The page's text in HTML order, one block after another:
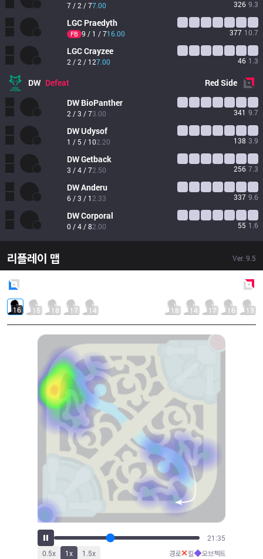
7 / 2 / 77.00 326 9.3
LGC Praedyth
FB 9 / 1 / 716.00 377 10.7
LGCCrayzee
2 / 2 / 127.00 46 1.3
DW Defeat RedSide
DW BioPanther
2 / 3 / 73.00 341 9.7
DWUdysof
1 / 5 / 102.20 138 3.9
DWGetback
3 / 4 / 72.50 256 7.3
DWAnderu
6 / 3 / 1 2.33 337 9.6
DWCorporal
0 / 4 / 82.00 55 1.6
리플레이 맵 Ver. 9.5
16 15 18 17 14 18 14 17 16 13
23:50
0.5x 1x 1.5x 경로✕킬◆오브젝트